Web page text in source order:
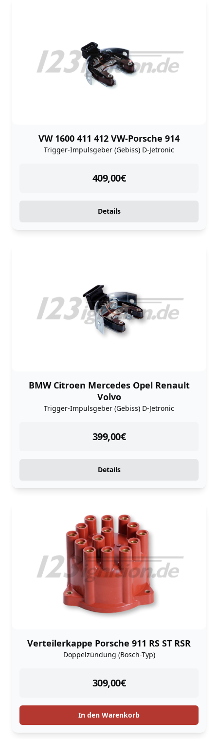
VW 1600 411 412 VW-Porsche 914
Trigger-Impulsgeber (Gebiss) D-Jetronic
409,00€
instock
Details
BMW Citroen Mercedes Opel Renault
Volvo
Trigger-Impulsgeber (Gebiss) D-Jetronic
399,00€
instock
Details
Verteilerkappe Porsche 911 RS ST RSR
Doppelzündung (Bosch-Typ)
309,00€
instock
In den Warenkorb